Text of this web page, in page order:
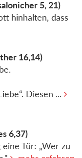
5, 21)
hinhalten, dass
16,14)
Diesen ...
6,37)
Tür: „Wer zu